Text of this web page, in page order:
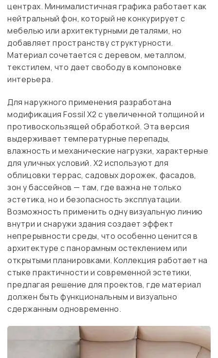
центрах. Минималистичная графика работает как
нейтральный фон, который не конкурирует с
мебелью или архитектурными деталями, но
добавляет пространству структурности.
Материал сочетается с деревом, металлом,
текстилем, что дает свободу в компоновке
интерьера.
Для наружного применения разработана
модификация Fossil X2 с увеличенной толщиной и
противоскользящей обработкой. Эта версия
выдерживает температурные перепады,
влажность и механические нагрузки, характерные
для уличных условий. X2 используют для
облицовки террас, садовых дорожек, фасадов,
зон у бассейнов — там, где важна не только
эстетика, но и безопасность эксплуатации.
Возможность применить одну визуальную линию
внутри и снаружи здания создает эффект
непрерывности среды, что особенно ценится в
архитектуре с панорамным остеклением или
открытыми планировками. Коллекция работает на
стыке практичности и современной эстетики,
предлагая решение для проектов, где материал
должен быть функциональным и визуально
сдержанным одновременно.